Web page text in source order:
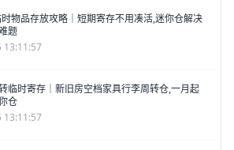
物品存放攻略｜短期寄存不用凑活,迷你仓解决
题
13:11:57
临时寄存｜新旧房空档家具行李周转仓,一月起
仓
13:11:57